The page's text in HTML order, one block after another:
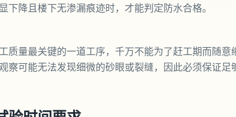
下降且楼下无渗漏痕迹时，才能判定防水合格。
质量最关键的一道工序，千万不能为了赶工期而随意
察可能无法发现细微的砂眼或裂缝，因此必须保证足